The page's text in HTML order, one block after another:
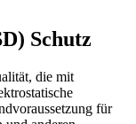
Schutz
die mit
für